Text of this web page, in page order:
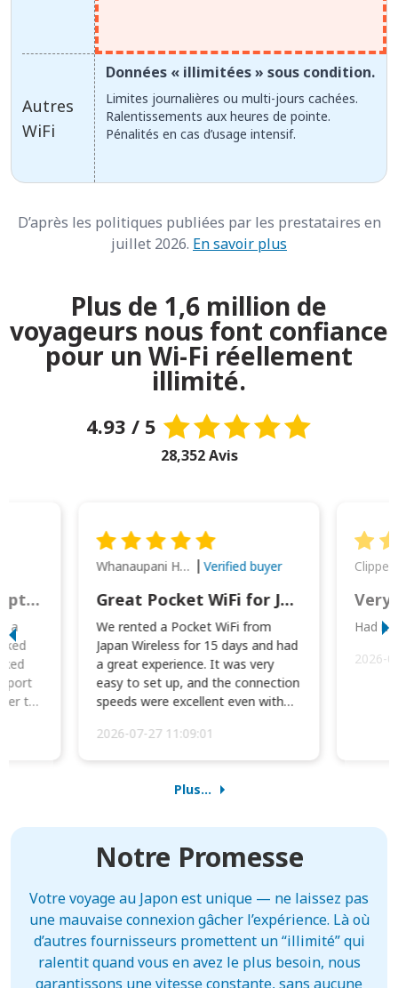
Autres
WiFi
Données « illimitées » sous condition.
Limites journalières ou multi-jours cachées.
Ralentissements aux heures de pointe.
Pénalités en cas d’usage intensif.
D’après les politiques publiées par les prestataires en
juillet 2026. En savoir plus
Plus de 1,6 million de
voyageurs nous font confiance
pour un Wi-Fi réellement
illimité.
4.93 / 5
28,352 Avis
This was wonderful option to a family of four. Everything worked smoothly.
a
to
Whanaupani Henry Joseph Macown Verified buyer
Great Pocket WiFi for Japan Travel
We rented a Pocket WiFi from
Japan Wireless for 15 days and had
a great experience. It was very
easy to set up, and the connection
speeds were excellent even with
2026-07-27 11:09:01
Very
Had
2026-
Plus...
Notre Promesse
Votre voyage au Japon est unique — ne laissez pas
une mauvaise connexion gâcher l’expérience. Là où
d’autres fournisseurs promettent un “illimité” qui
ralentit quand vous en avez le plus besoin, nous
garantissons une vitesse constante, sans aucune